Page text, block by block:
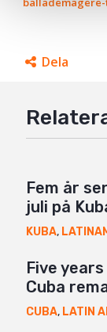
Dela
Twitter
Mail
Fem år
juli på
KUBA,
Five
Cuba
CUBA, LATIN